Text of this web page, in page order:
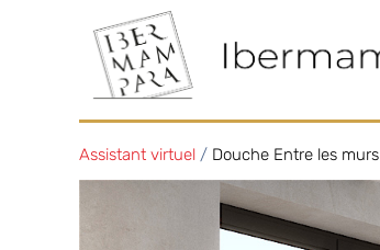
Assistant virtuel / Douche Entre les murs